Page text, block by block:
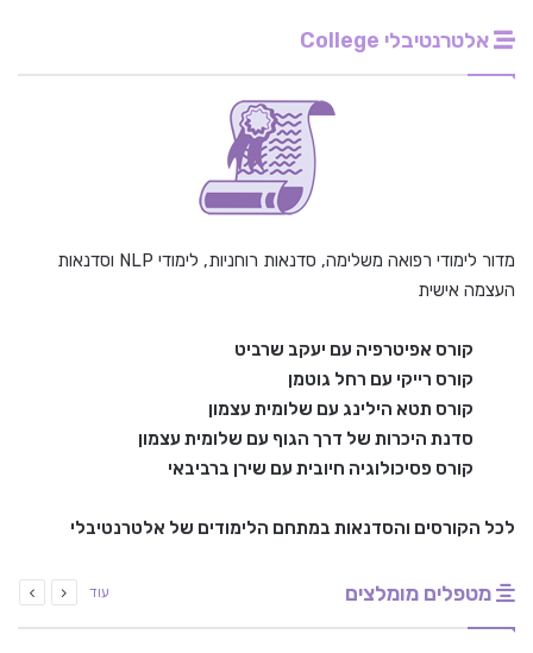
אלטרנטיבלי College
מדור לימודי רפואה משלימה, סדנאות רוחניות, לימודי NLP וסדנאות
העצמה אישית
קורס אפיטרפיה עם יעקב שרביט
קורס רייקי עם רחל גוטמן
קורס תטא הילינג עם שלומית עצמון
סדנת היכרות של דרך הגוף עם שלומית עצמון
קורס פסיכולוגיה חיובית עם שירן ברביבאי
לכל הקורסים והסדנאות במתחם הלימודים של אלטרנטיבלי
מטפלים מומלצים עוד